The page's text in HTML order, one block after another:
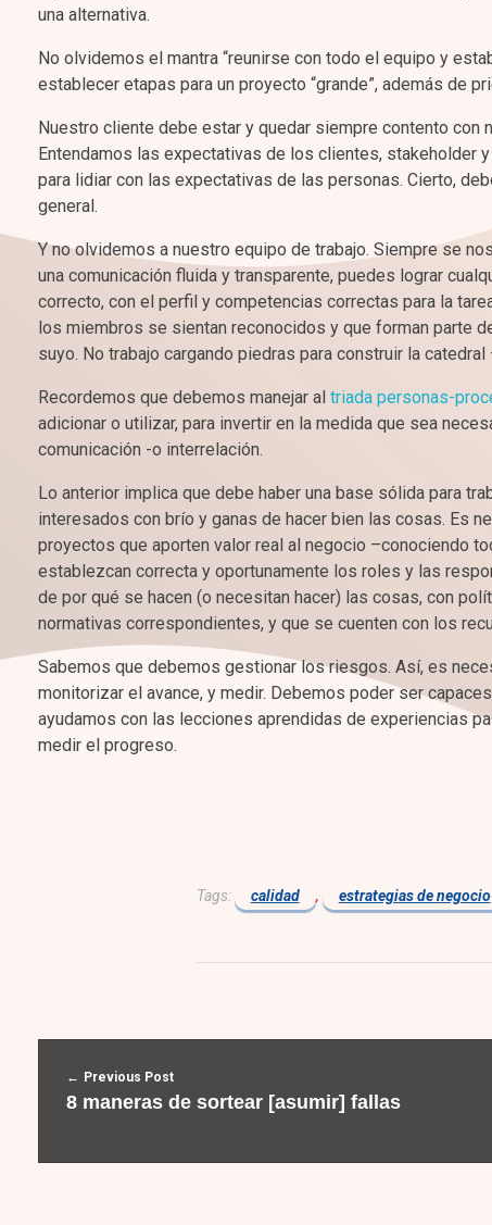
una alternativa.
No olvidemos el mantra “reunirse con todo el equipo y
establecer etapas para un proyecto “grande”, además de
Nuestro cliente debe estar y quedar siempre contento con
Entendamos las expectativas de los clientes, stakeholder
para lidiar con las expectativas de las personas. Cierto,
general.
Y no olvidemos a nuestro equipo de trabajo. Siempre se
una comunicación fluida y transparente, puedes lograr
correcto, con el perfil y competencias correctas para la
los miembros se sientan reconocidos y que forman parte
suyo. No trabajo cargando piedras para construir la
Recordemos que debemos manejar al triada personas-
adicionar o utilizar, para invertir en la medida que sea
comunicación -o interrelación.
Lo anterior implica que debe haber una base sólida para
interesados con brío y ganas de hacer bien las cosas. Es
proyectos que aporten valor real al negocio –conociendo
establezcan correcta y oportunamente los roles y las
de por qué se hacen (o necesitan hacer) las cosas, con
normativas correspondientes, y que se cuenten con los
Sabemos que debemos gestionar los riesgos. Así, es
monitorizar el avance, y medir. Debemos poder ser
ayudamos con las lecciones aprendidas de experiencias
medir el progreso.
Tags: calidad , estrategias de negocio
Previous Post
8 maneras de sortear [asumir] fallas